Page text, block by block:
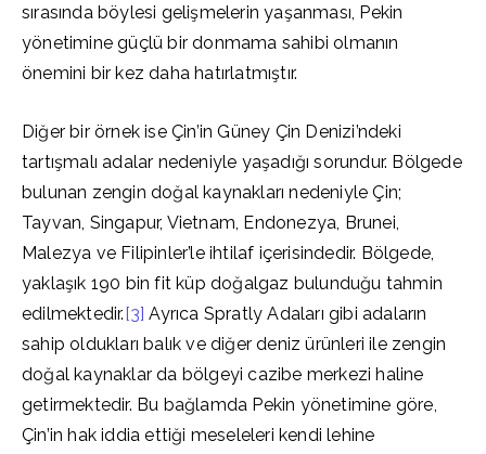
sırasında böylesi gelişmelerin yaşanması, Pekin
yönetimine güçlü bir donmama sahibi olmanın
önemini bir kez daha hatırlatmıştır.
Diğer bir örnek ise Çin’in Güney Çin Denizi’ndeki
tartışmalı adalar nedeniyle yaşadığı sorundur. Bölgede
bulunan zengin doğal kaynakları nedeniyle Çin;
Tayvan, Singapur, Vietnam, Endonezya, Brunei,
Malezya ve Filipinler’le ihtilaf içerisindedir. Bölgede,
yaklaşık 190 bin fit küp doğalgaz bulunduğu tahmin
edilmektedir.[3] Ayrıca Spratly Adaları gibi adaların
sahip oldukları balık ve diğer deniz ürünleri ile zengin
doğal kaynaklar da bölgeyi cazibe merkezi haline
getirmektedir. Bu bağlamda Pekin yönetimine göre,
Çin’in hak iddia ettiği meseleleri kendi lehine